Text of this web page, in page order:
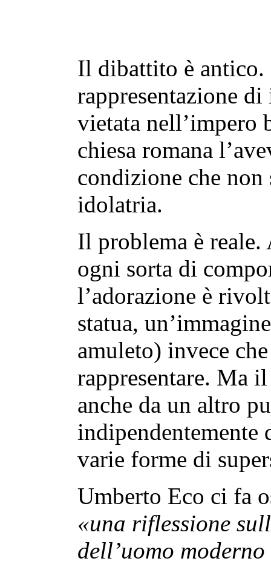
Il dibattito è antico.
rappresentazione
vietata nell’impero
chiesa romana
condizione che non
idolatria.
Il problema è reale.
ogni sorta di
l’adorazione è
statua,
amuleto) invece
rappresentare. Ma
anche da un altro
indipendentemente
varie forme di
Umberto Eco ci fa
«una riflessione
dell’uomo